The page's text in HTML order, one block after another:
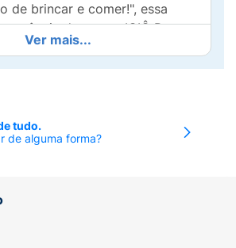
de brincar e comer!", essa
essência do creme IOIÔ Duo
um formato prático para levar
e saborear quando bater a
Mistura equilibrada de
Ver mais...
tudo.
de alguma forma?